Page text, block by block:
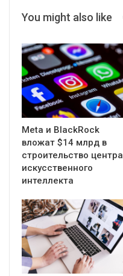
You might also like
Meta и BlackRock
вложат $14 млрд в
строительство центра
искусственного
интеллекта